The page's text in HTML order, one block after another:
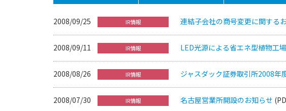
2008/09/25 IR情報 連結子会社の商号変更に関する
2008/09/11 IR情報 LED光源による省エネ型植物工
2008/08/26 IR情報 ジャスダック証券取引所2008年
2008/07/30 IR情報 名古屋営業所開設のお知らせ